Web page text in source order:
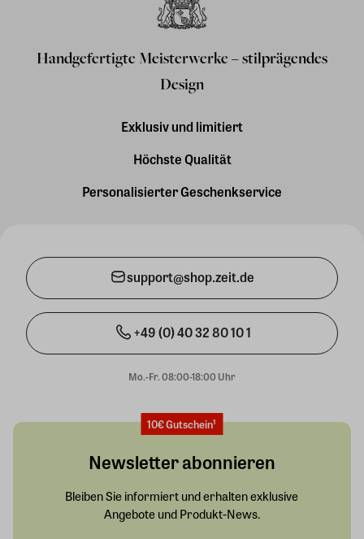
Handgefertigte Meisterwerke – stilprägendes
Design
Exklusiv und limitiert
Höchste Qualität
Personalisierter Geschenkservice
support@shop.zeit.de
+49 (0) 40 32 80 10 1
Mo.-Fr. 08:00-18:00 Uhr
10€ Gutschein¹
Newsletter abonnieren
Bleiben Sie informiert und erhalten exklusive
Angebote und Produkt-News.